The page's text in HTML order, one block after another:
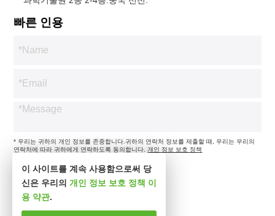
빠른 인용
* 우리는 귀하의 개인 정보를 존중합니다.귀하의 연락처 정보를 제출할 때, 우리는 우리의
연락처에 따라 귀하에게 연락하도록 동의합니다. 개인 정보 보호 정책
이 사이트를 계속 사용함으로써 당
신은 우리의 개인 정보 보호 정책 이
용 약관.